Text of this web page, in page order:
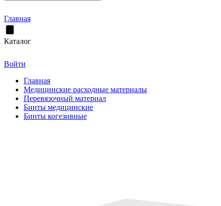
Главная
Каталог
Войти
Главная
Медицинские расходные материалы
Перевязочный материал
Бинты медицинские
Бинты когезивные